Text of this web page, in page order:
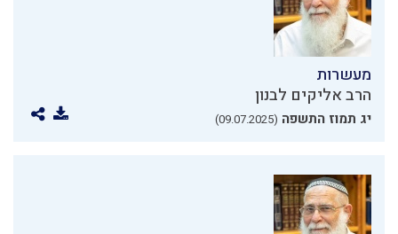
מעשרות
הרב אליקים לבנון
יג תמוז התשפה (09.07.2025)